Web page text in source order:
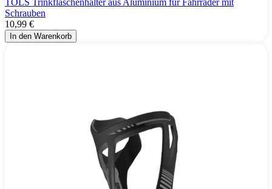
Schrauben
10,99 €
In den Warenkorb